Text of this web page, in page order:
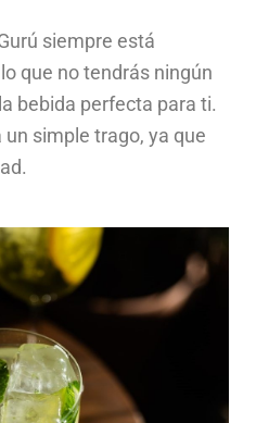
siempre está
que no tendrás ningún
bebida perfecta para ti.
un simple trago, ya que